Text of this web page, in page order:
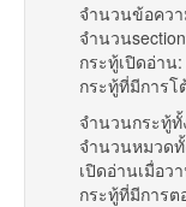
จำนวนข้อคว
จำนวน
กระทู้เปิดอ่าน:
กระทู้ที่มีการ
จำนวนกระทู้
จำนวนหมวด
เปิดอ่านเมื่อว
กระทู้ที่มีการต